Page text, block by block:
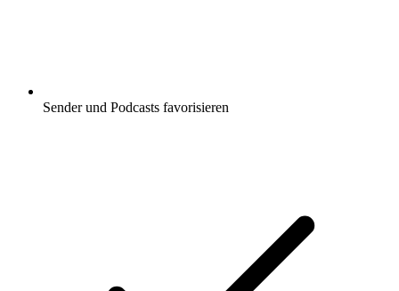
Sender und Podcasts favorisieren